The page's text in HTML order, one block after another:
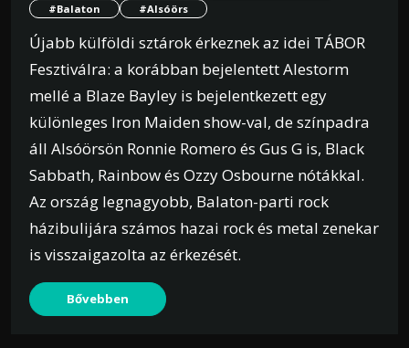
#Balaton
#Alsóörs
Újabb külföldi sztárok érkeznek az idei TÁBOR
Fesztiválra: a korábban bejelentett Alestorm
mellé a Blaze Bayley is bejelentkezett egy
különleges Iron Maiden show-val, de színpadra
áll Alsóörsön Ronnie Romero és Gus G is, Black
Sabbath, Rainbow és Ozzy Osbourne nótákkal.
Az ország legnagyobb, Balaton-parti rock
házibulijára számos hazai rock és metal zenekar
is visszaigazolta az érkezését.
Bővebben